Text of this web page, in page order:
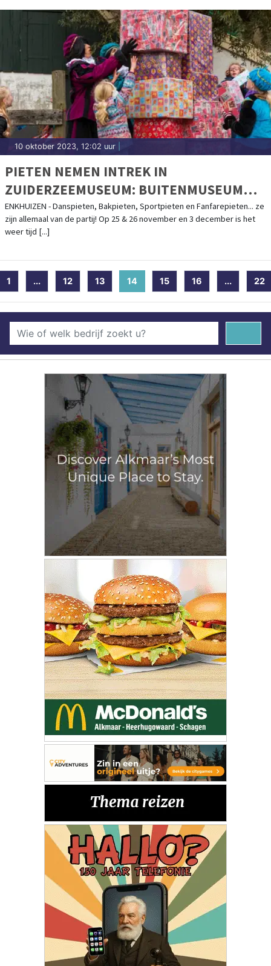
10 oktober 2023, 12:02 uur
PIETEN NEMEN INTREK IN
ZUIDERZEEMUSEUM: BUITENMUSEUM
OMGEDOOPT TOT PIETENDORP
ENKHUIZEN - Danspieten, Bakpieten, Sportpieten en Fanfarepieten... ze
zijn allemaal van de partij! Op 25 & 26 november en 3 december is het
weer tijd [...]
1 ... 12 13 14 (current)
15 16 ... 22